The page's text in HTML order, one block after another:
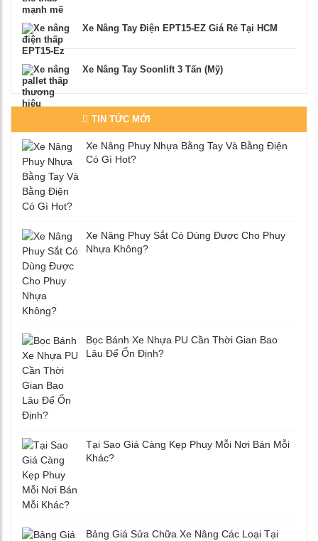
Xe Nâng Tay Điện EPT15-EZ Giá Rẻ Tại HCM
Xe Nâng Tay Soonlift 3 Tấn (Mỹ)
TIN TỨC MỚI
Xe Nâng Phuy Nhựa Bằng Tay Và Bằng Điện
Có Gì Hot?
Xe Nâng Phuy Sắt Có Dùng Được Cho Phuy
Nhựa Không?
Bọc Bánh Xe Nhựa PU Cần Thời Gian Bao
Lâu Để Ổn Định?
Tại Sao Giá Càng Kẹp Phuy Mỗi Nơi Bán Mỗi
Khác?
Bảng Giá Sửa Chữa Xe Nâng Các Loại Tại